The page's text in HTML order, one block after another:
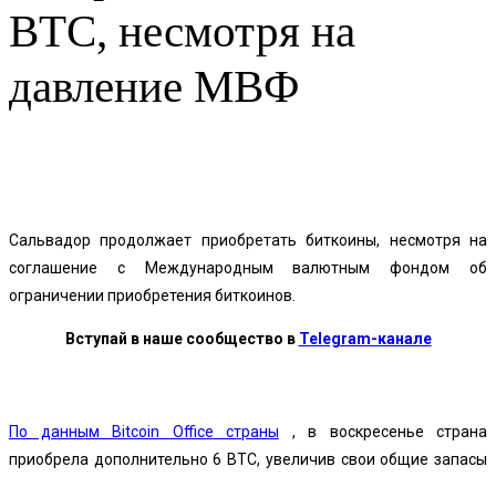
BTC, несмотря на
давление МВФ
Сальвадор продолжает приобретать биткоины, несмотря на
соглашение с Международным валютным фондом об
ограничении приобретения биткоинов.
Вступай в наше сообщество в Telegram-канале
По данным Bitcoin Office страны , в воскресенье страна
приобрела дополнительно 6 BTC, увеличив свои общие запасы